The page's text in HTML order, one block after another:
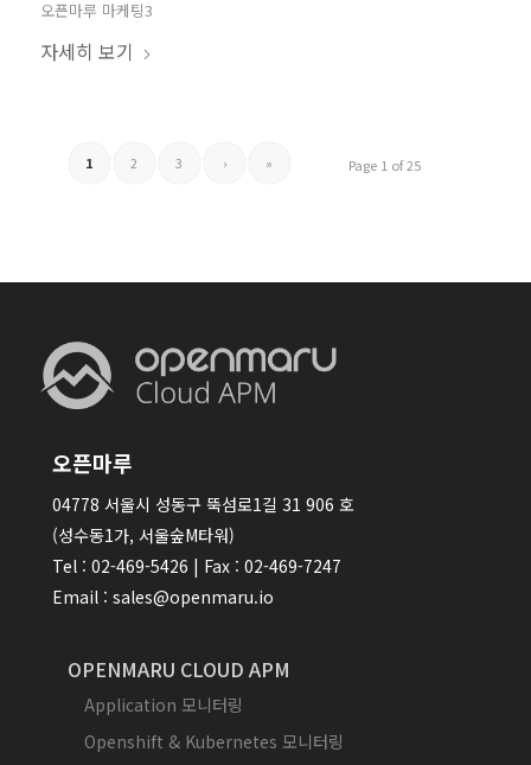
오픈마루 마케팅3
자세히 보기
Page 1 of 25
1 2 3 › »
오픈마루
04778 서울시 성동구 뚝섬로1길 31 906 호
(성수동1가, 서울숲M타워)
Tel : 02-469-5426 | Fax : 02-469-7247
Email : sales@openmaru.io
OPENMARU CLOUD APM
Application 모니터링
Openshift & Kubernetes 모니터링